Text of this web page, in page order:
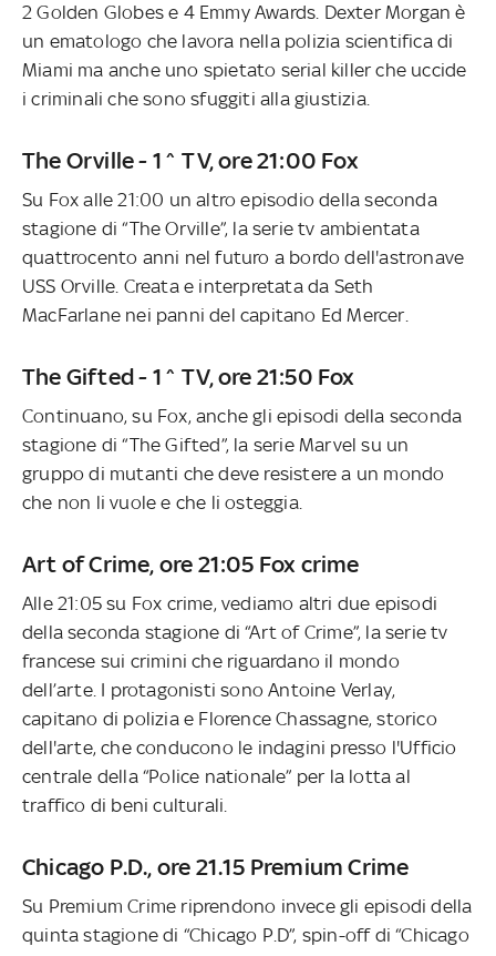
2 Golden Globes e 4 Emmy Awards. Dexter Morgan è
un ematologo che lavora nella polizia scientifica di
Miami ma anche uno spietato serial killer che uccide
i criminali che sono sfuggiti alla giustizia.
The Orville - 1^ TV, ore 21:00 Fox
Su Fox alle 21:00 un altro episodio della seconda
stagione di “The Orville”, la serie tv ambientata
quattrocento anni nel futuro a bordo dell'astronave
USS Orville. Creata e interpretata da Seth
MacFarlane nei panni del capitano Ed Mercer.
The Gifted - 1^ TV, ore 21:50 Fox
Continuano, su Fox, anche gli episodi della seconda
stagione di “The Gifted”, la serie Marvel su un
gruppo di mutanti che deve resistere a un mondo
che non li vuole e che li osteggia.
Art of Crime, ore 21:05 Fox crime
Alle 21:05 su Fox crime, vediamo altri due episodi
della seconda stagione di “Art of Crime”, la serie tv
francese sui crimini che riguardano il mondo
dell’arte. I protagonisti sono Antoine Verlay,
capitano di polizia e Florence Chassagne, storico
dell'arte, che conducono le indagini presso l'Ufficio
centrale della “Police nationale” per la lotta al
traffico di beni culturali.
Chicago P.D., ore 21.15 Premium Crime
Su Premium Crime riprendono invece gli episodi della
quinta stagione di “Chicago P.D”, spin-off di “Chicago